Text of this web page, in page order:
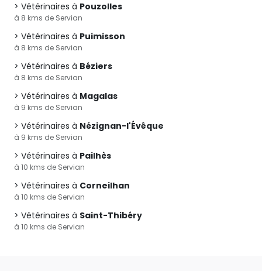
Vétérinaires à Pouzolles
à 8 kms de Servian
Vétérinaires à Puimisson
à 8 kms de Servian
Vétérinaires à Béziers
à 8 kms de Servian
Vétérinaires à Magalas
à 9 kms de Servian
Vétérinaires à Nézignan-l'Évêque
à 9 kms de Servian
Vétérinaires à Pailhès
à 10 kms de Servian
Vétérinaires à Corneilhan
à 10 kms de Servian
Vétérinaires à Saint-Thibéry
à 10 kms de Servian